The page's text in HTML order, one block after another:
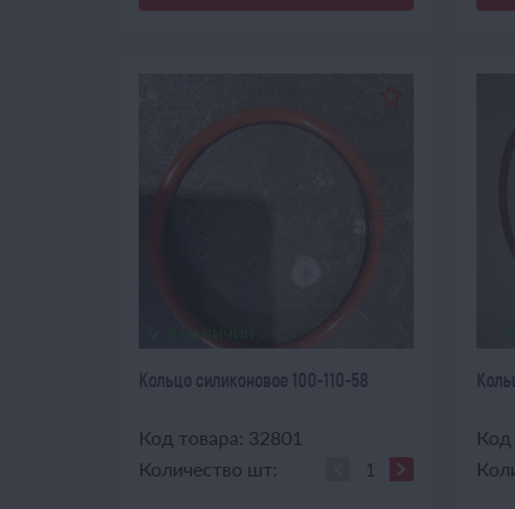
В НАЛИЧИИ
Кольцо силиконовое 100-110-58
Код товара: 32801
Количество шт:
Код